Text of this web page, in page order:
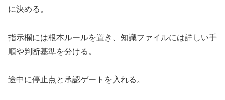
に決める。
指示欄には根本ルールを置き、知識ファイルには詳しい手
順や判断基準を分ける。
途中に停止点と承認ゲートを入れる。